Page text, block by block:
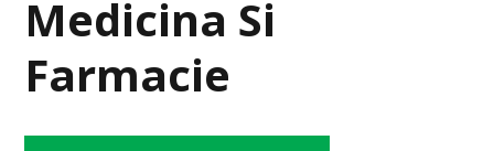
Medicina Si
Farmacie